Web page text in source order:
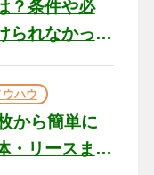
？条件や必
られなかっ
ハウ
から簡単に
・リースま